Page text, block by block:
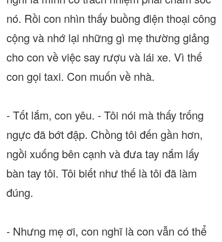
nó. Rồi con nhìn thấy buồng điện thoại công
cộng và nhớ lại những gì mẹ thường giảng
cho con về việc say rượu và lái xe. Vì thế
con gọi taxi. Con muốn về nhà.
- Tốt lắm, con yêu. - Tôi nói mà thấy trống
ngực đã bớt đập. Chồng tôi đến gần hơn,
ngồi xuống bên cạnh và đưa tay nắm lấy
bàn tay tôi. Tôi biết như thế là tôi đã làm
đúng.
- Nhưng mẹ ơi, con nghĩ là con vẫn có thể